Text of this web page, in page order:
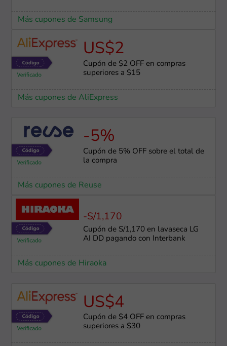
Más cupones de Samsung
US$2
Cupón de $2 OFF en compras
superiores a $15
Más cupones de AliExpress
-5%
Cupón de 5% OFF sobre el total de
la compra
Más cupones de Reuse
-S/1,170
Cupón de S/1,170 en lavaseca LG
AI DD pagando con Interbank
Más cupones de Hiraoka
US$4
Cupón de $4 OFF en compras
superiores a $30